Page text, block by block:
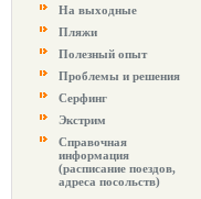
На выходные
Пляжи
Полезный опыт
Проблемы и решения
Серфинг
Экстрим
Справочная
информация
(расписание поездов,
адреса посольств)